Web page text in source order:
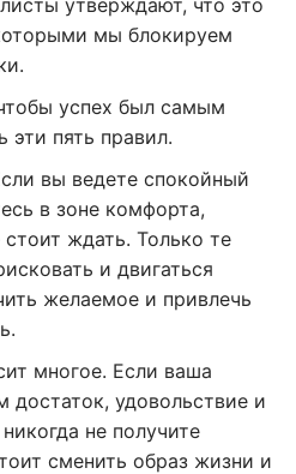
утверждают, что это
мы блокируем
успех был самым
эти пять правил.
вы ведете спокойный
в зоне комфорта,
ждать. Только те
и двигаться
желаемое и привлечь
многое. Если ваша
достаток, удовольствие и
не получите
сменить образ жизни и